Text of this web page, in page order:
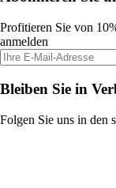
Profitieren Sie von
anmelden
Bleiben Sie in
Folgen Sie uns in den